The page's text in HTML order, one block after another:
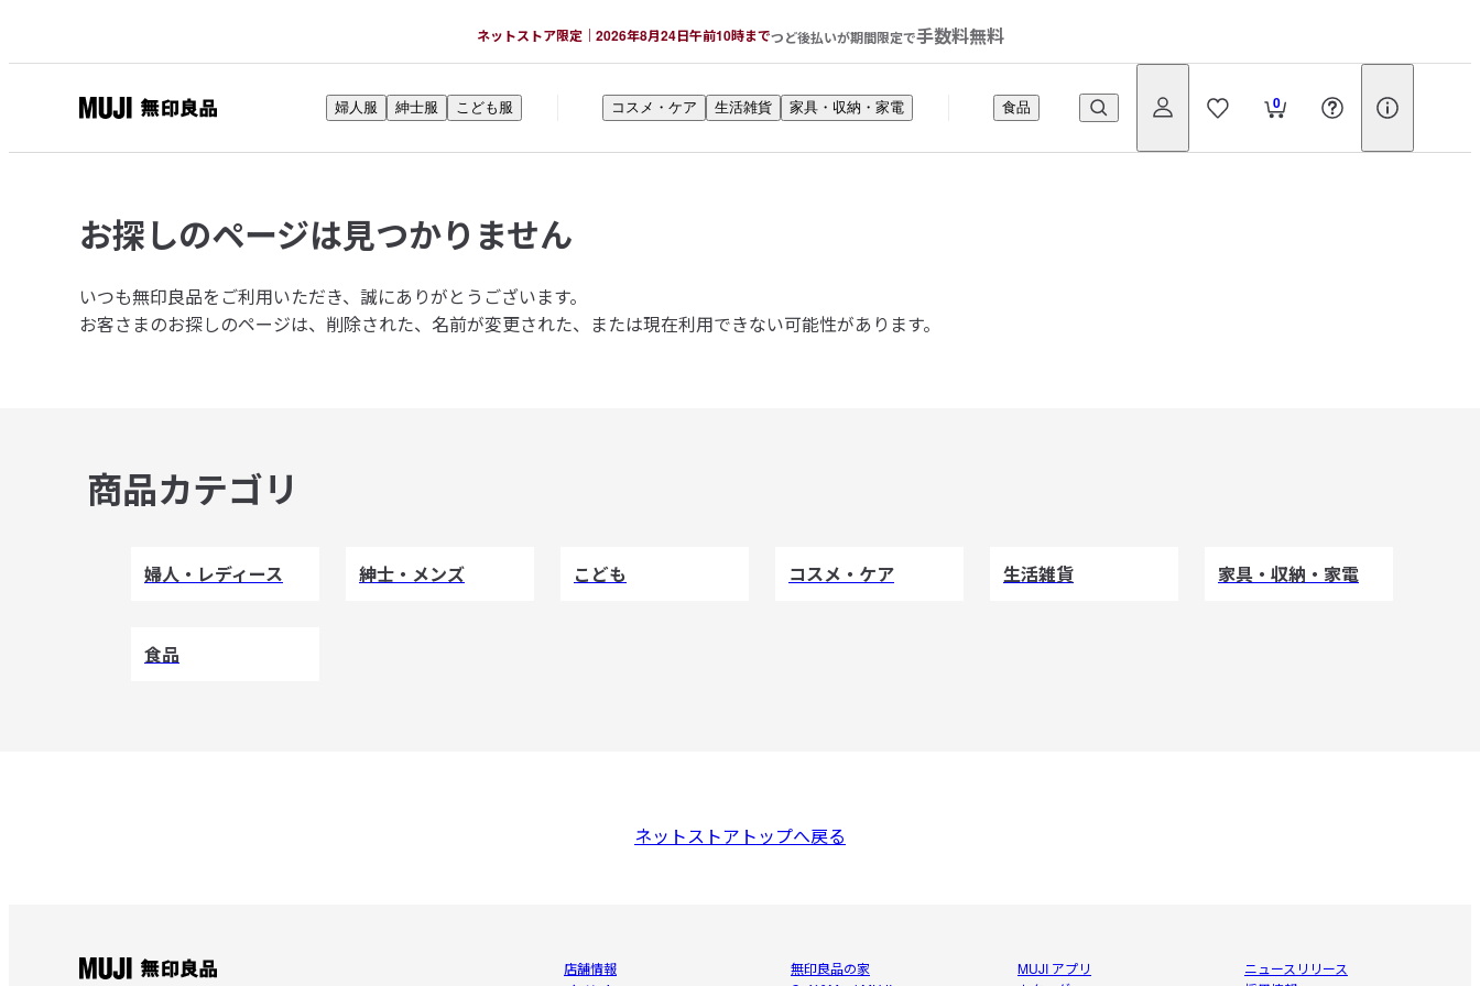
ネットストア限定｜2026年8月24日午前10時までつど後払いが期間限定で手数料無料
印
品
ネ
ト
ス
0
婦人服 紳士服 こども服 コスメ・ケア 生活雑貨 家具・収納・家電 食品
お探しのページは見つかりません
いつも無印良品をご利用いただき、誠にありがとうございます。
お客さまのお探しのページは、削除された、名前が変更された、または現在利用できない可能性があります。
商品カテゴリ
婦人・レディース 紳士・メンズ こども コスメ・ケア 生活雑貨 家具・収納・家電
食品
ネットストアトップへ戻る
店舗情報
無印良品の家
MUJI アプリ
ニュースリリース